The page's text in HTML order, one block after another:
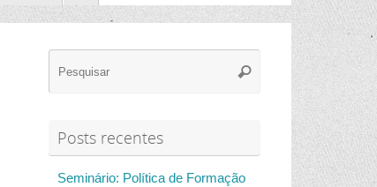
Pesquisar
Posts recentes
Seminário: Política de Formação